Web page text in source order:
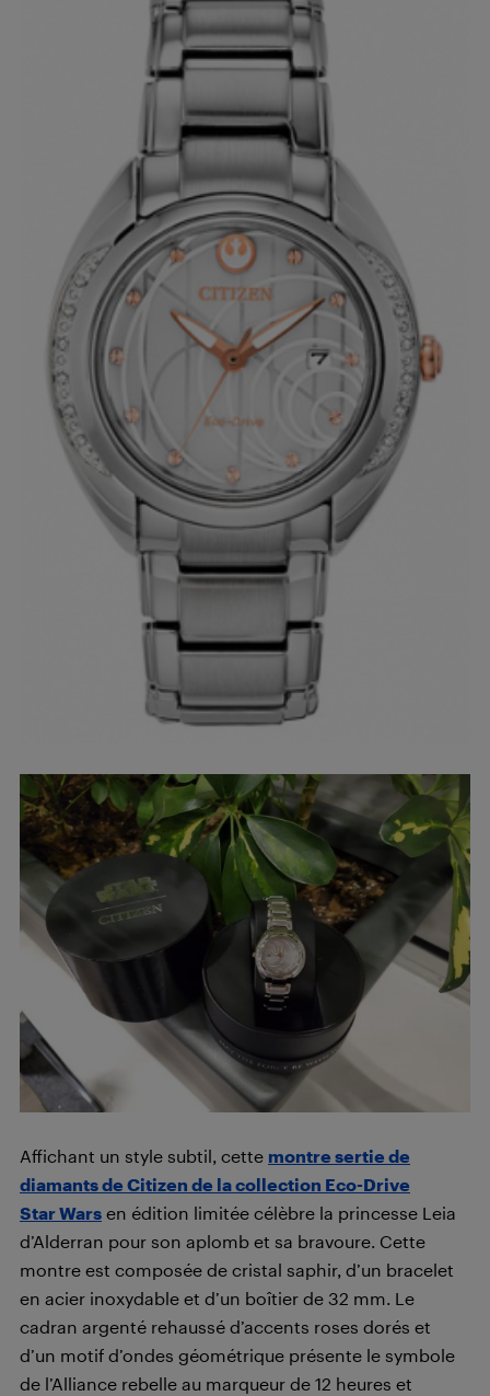
Affichant un style subtil, cette montre sertie de
diamants de Citizen de la collection Eco-Drive
Star Wars en édition limitée célèbre la princesse Leia
d’Alderran pour son aplomb et sa bravoure. Cette
montre est composée de cristal saphir, d’un bracelet
en acier inoxydable et d’un boîtier de 32 mm. Le
cadran argenté rehaussé d’accents roses dorés et
d’un motif d’ondes géométrique présente le symbole
de l’Alliance rebelle au marqueur de 12 heures et